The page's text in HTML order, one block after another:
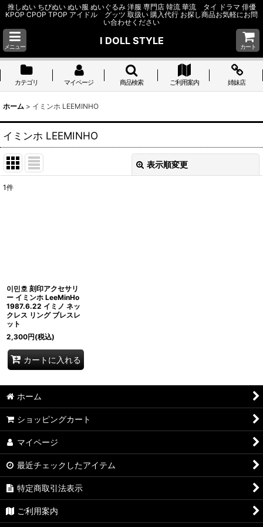
推しぬい ちびぬい ぬい服 ぬいぐるみ 洋服 専門店 韓流 華流 タイ ドラマ 俳優
KPOP CPOP TPOP アイドル グッツ 取扱い 購入代行 お探し商品お気軽にお問
い合わせください
メニュー
I DOLL STYLE
カート
カテゴリ マイページ 商品検索 ご利用案内 姉妹店
ホーム > イミンホ LEEMINHO
イミンホ LEEMINHO
表示順変更
1件
이민호 刻印アクセサリ
ー イミンホ LeeMinHo
1987.6.22 イミノ ネッ
クレス リング ブレスレ
ット
2,300円(税込)
カートに入れる
ホーム
ショッピングカート
マイページ
最近チェックしたアイテム
特定商取引法表示
ご利用案内